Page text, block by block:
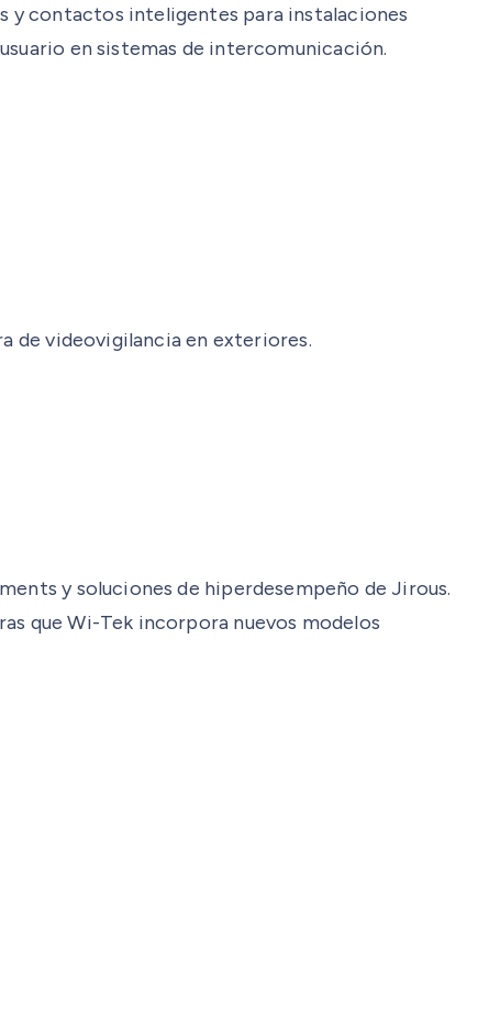
y contactos inteligentes para instalaciones
en sistemas de intercomunicación.
de videovigilancia en exteriores.
y soluciones de hiperdesempeño de Jirous.
que Wi-Tek incorpora nuevos modelos